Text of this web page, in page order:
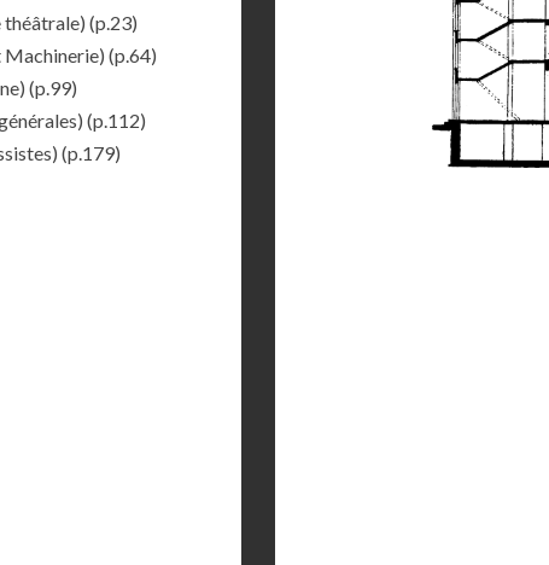
(p.23)
Machinerie) (p.64)
(p.99)
(p.112)
(p.179)